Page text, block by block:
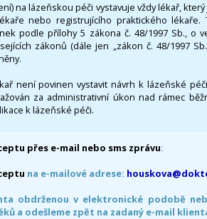
na lázeňskou péči vystavuje vždy lékař,
nebo registrujícího praktického
podle přílohy 5 zákona č. 48/1997 Sb., o
zákonů (dále jen „zákon č. 48/1997
není povinen vystavit návrh k lázeňské
za administrativní úkon nad rámec
k lázeňské péči.
přes e-mail nebo sms zprávu:
na e-mailové adrese:
obdrženou v elektronické podobě
a odešleme zpět na zadaný e-mail